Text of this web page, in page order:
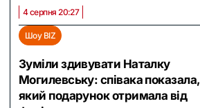
4 серпня 20:27
Шоу BIZ
Зуміли здивувати Наталку
Могилевську: співака показала,
який подарунок отримала від